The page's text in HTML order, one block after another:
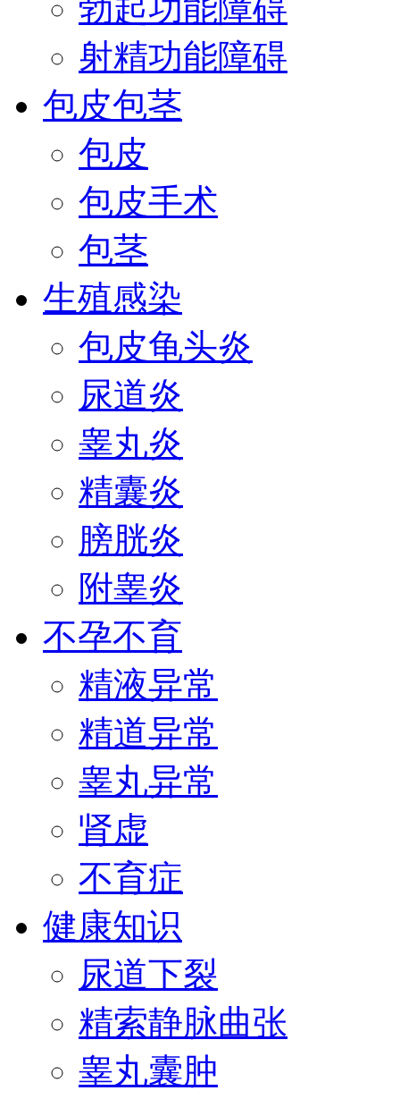
勃起功能障碍
射精功能障碍
包皮包茎
包皮
包皮手术
包茎
生殖感染
包皮龟头炎
尿道炎
睾丸炎
精囊炎
膀胱炎
附睾炎
不孕不育
精液异常
精道异常
睾丸异常
肾虚
不育症
健康知识
尿道下裂
精索静脉曲张
睾丸囊肿